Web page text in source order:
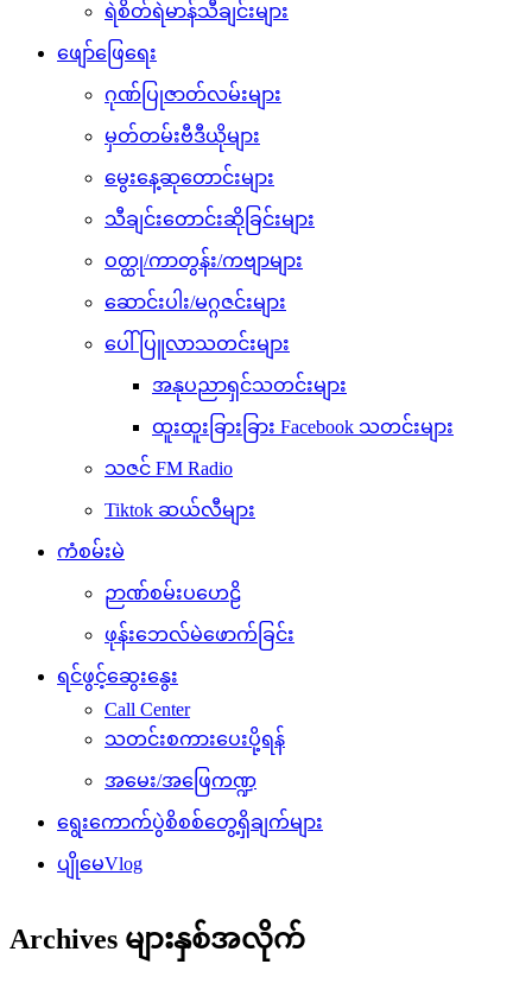
ရဲစိတ်ရဲမာန်သီချင်းများ
ဖျော်ဖြေရေး
ဂုဏ်ပြုဇာတ်လမ်းများ
မှတ်တမ်းဗီဒီယိုများ
မွေးနေ့ဆုတောင်းများ
သီချင်းတောင်းဆိုခြင်းများ
ဝတ္ထု/ကာတွန်း/ကဗျာများ
ဆောင်းပါး/မဂ္ဂဇင်းများ
ပေါ်ပြူလာသတင်းများ
အနုပညာရှင်သတင်းများ
ထူးထူးခြားခြား Facebook သတင်းများ
သဇင် FM Radio
Tiktok ဆယ်လီများ
ကံစမ်းမဲ
ဉာဏ်စမ်းပဟေဠိ
ဖုန်းဘေလ်မဲဖောက်ခြင်း
ရင်ဖွင့်ဆွေးနွေး
Call Center
သတင်းစကားပေးပို့ရန်
အမေး/အဖြေကဏ္ဍ
ရွေးကောက်ပွဲစိစစ်တွေ့ရှိချက်များ
ပျိုမေVlog
Archives များနှစ်အလိုက်